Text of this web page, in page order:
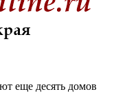
еще десять домов